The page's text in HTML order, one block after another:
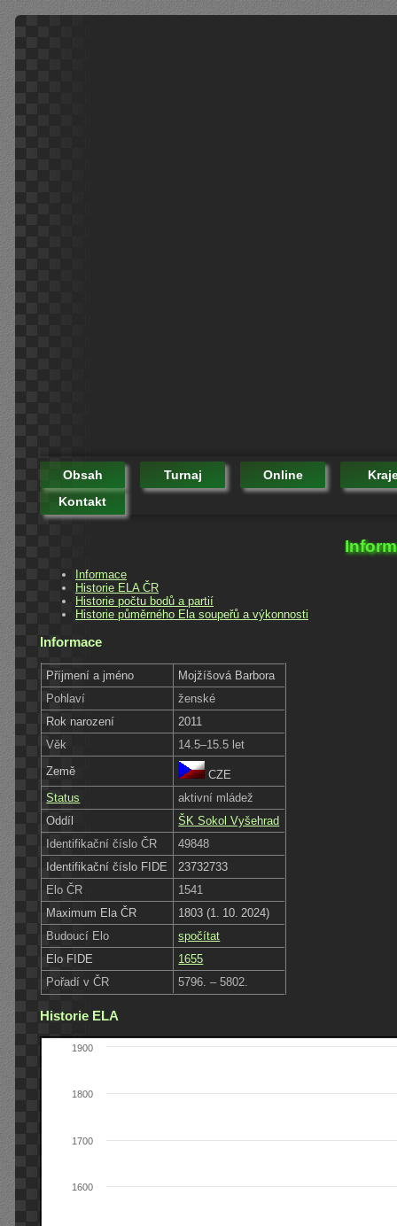
Obsah Turnaj Online
Kontakt
Informace
Historie ELA ČR
Historie počtu bodů a partií
Historie půměrného Ela soupeřů a výkonnosti
Informace
Příjmení a jméno
Mojžíšová Barbora
Pohlaví
ženské
Rok narození
2011
Věk
14.5–15.5 let
Země
CZE
Status
aktivní mládež
Oddíl
ŠK Sokol Vyšehrad
Identifikační číslo ČR
49848
Identifikační číslo FIDE
23732733
Elo ČR
1541
Maximum Ela ČR
1803 (1. 10. 2024)
Budoucí Elo
spočítat
Elo FIDE
1655
Pořadí v ČR
5796. – 5802.
Historie ELA
1600
1700
1800
1900